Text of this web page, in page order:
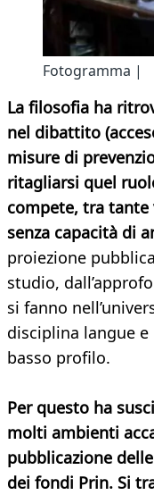
Fotogramma |
La filosofia ha
nel dibattito
misure di
ritagliarsi quel
compete, tra
senza capacità di
proiezione
studio,
si fanno
disciplina langue
basso profilo.
Per questo ha
molti ambienti
pubblicazione
dei fondi Prin. Si